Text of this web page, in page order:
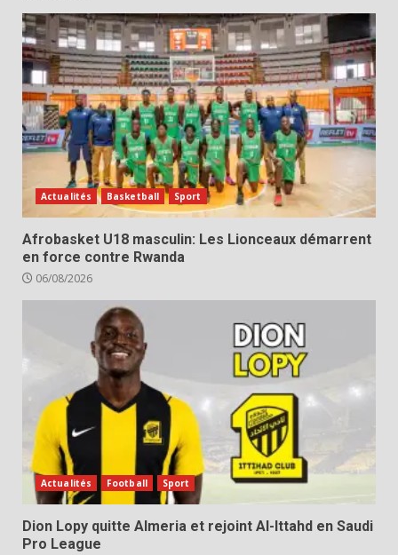
Actualités Basketball Sport
Afrobasket U18 masculin: Les Lionceaux démarrent
en force contre Rwanda
06/08/2026
Actualités Football Sport
Dion Lopy quitte Almeria et rejoint Al-Ittahd en Saudi
Pro League